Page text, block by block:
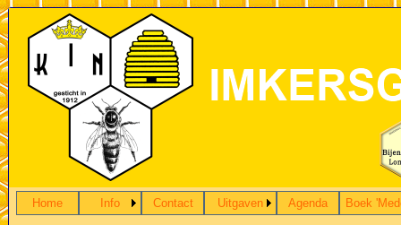
Home Info Contact Uitgaven Agenda Boek